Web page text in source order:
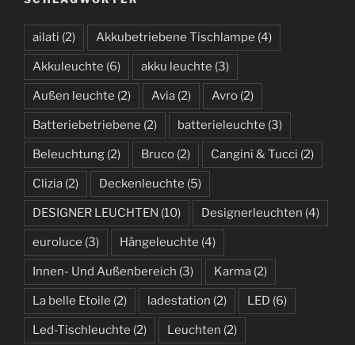
i
v
ailati (2) Akkubetriebene Tischlampe (4)
Akkuleuchte (6) akku leuchte (3)
Außen leuchte (2) Avia (2) Avro (2)
Batteriebetriebene (2) batterieleuchte (3)
Beleuchtung (2) Bruco (2) Cangini & Tucci (2)
Clizia (2) Deckenleuchte (5)
DESIGNER LEUCHTEN (10) Designerleuchten (4)
euroluce (3) Hängeleuchte (4)
Innen- Und Außenbereich (3) Karma (2)
La belle Etoile (2) ladestation (2) LED (6)
Led-Tischleuchte (2) Leuchten (2)